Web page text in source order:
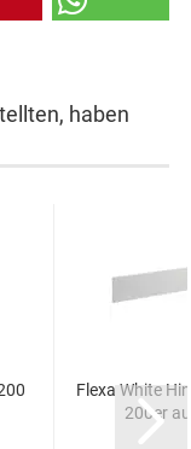
haben
Flexa White
200er